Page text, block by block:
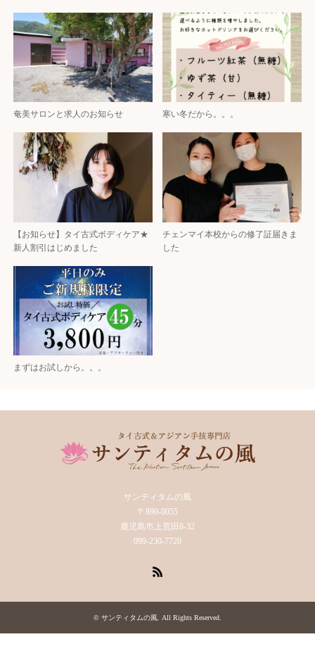
奄美サロンと求人のお知らせ 寒い冬だから。。。
【お知らせ】タイ古式ボディケア★
新人割引はじめました
チェンマイ本校からの修了証届きま
した
まずはお試しから。。。
サンティタムの風
〒890-0055
鹿児島市上荒田8-32
099-230-7720
© サンティタムの風. All Rights Reserved.